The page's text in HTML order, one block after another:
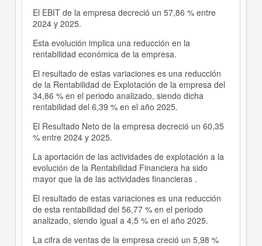
El EBIT de la empresa decreció un 57,86 % entre
2024 y 2025.
Esta evolución implica una reducción en la
rentabilidad económica de la empresa.
El resultado de estas variaciones es una reducción
de la Rentabilidad de Explotación de la empresa del
34,86 % en el periodo analizado, siendo dicha
rentabilidad del 6,39 % en el año 2025.
El Resultado Neto de la empresa decreció un 60,35
% entre 2024 y 2025.
La aportación de las actividades de explotación a la
evolución de la Rentabilidad Financiera ha sido
mayor que la de las actividades financieras .
El resultado de estas variaciones es una reducción
de esta rentabilidad del 56,77 % en el periodo
analizado, siendo igual a 4,5 % en el año 2025.
La cifra de ventas de la empresa creció un 5,98 %